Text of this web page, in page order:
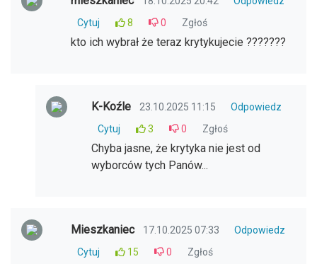
Cytuj
8 0 Zgłoś
kto ich wybrał że teraz krytykujecie ???????
K-Koźle 23.10.2025 11:15
Odpowiedz
Cytuj
3 0 Zgłoś
Chyba jasne, że krytyka nie jest od
wyborców tych Panów...
Mieszkaniec 17.10.2025 07:33
Odpowiedz
Cytuj
15 0 Zgłoś